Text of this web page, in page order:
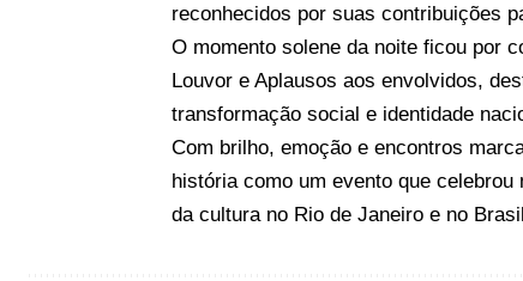
reconhecidos por suas contribuições
O momento solene da noite ficou por
Louvor e Aplausos aos envolvidos,
transformação social e identidade
Com brilho, emoção e encontros
história como um evento que
da cultura no Rio de Janeiro e no